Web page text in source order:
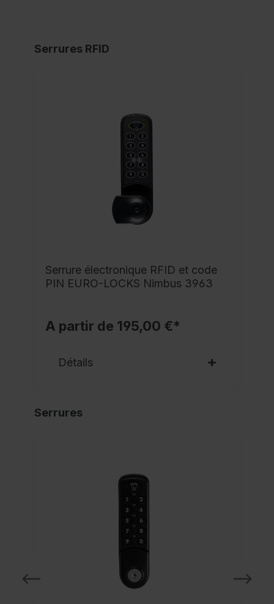
Serrures RFID
Serrure électronique RFID et code
PIN EURO-LOCKS Nimbus 3963
A partir de 195,00 €*
Détails
Serrures